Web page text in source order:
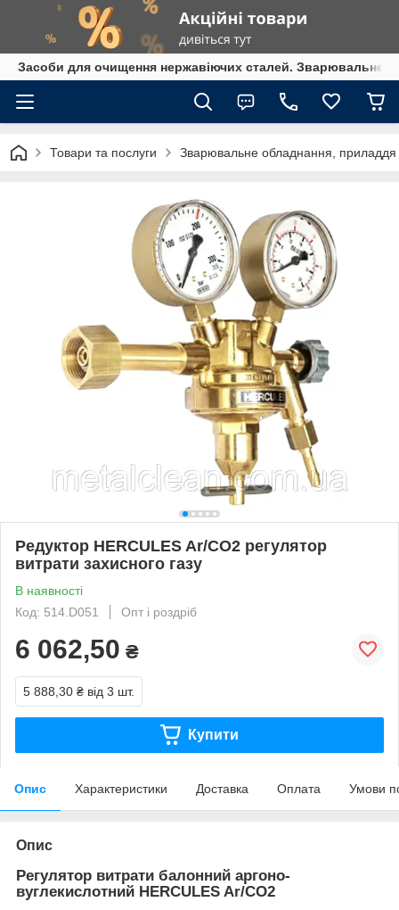
Засоби для очищення нержавіючих сталей. Зварювальне
Товари та послуги Зварювальне обладнання, приладдя
Редуктор HERCULES Ar/CO2 регулятор
витрати захисного газу
В наявності
Код: 514.D051
Опт і роздріб
6 062,50 ₴
5 888,30 ₴ від 3 шт.
Купити
Опис Характеристики Доставка Оплата Умови
Опис
Регулятор витрати балонний аргоно-
вуглекислотний HERCULES Ar/CO2